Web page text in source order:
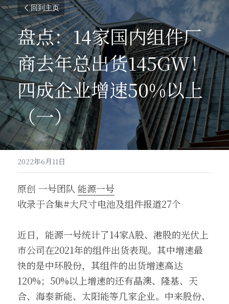
回到主页
盘点：14家国内组件厂
商去年总出货145GW！
四成企业增速50%以上
（一）
2022年6月11日
原创 一号团队 能源一号
收录于合集#大尺寸电池及组件报道27个
近日，能源一号统计了14家A股、港股的光伏上
市公司在2021年的组件出货表现。其中增速最
快的是中环股份，其组件的出货增速高达
120%；50%以上增速的还有晶澳、隆基、天
合、海泰新能、太阳能等几家企业。中来股份、